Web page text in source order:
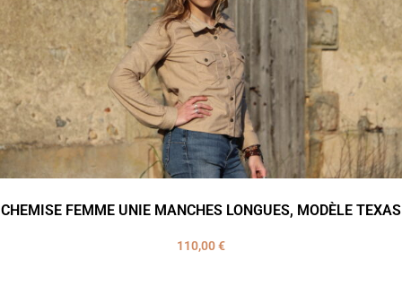
CHEMISE FEMME UNIE MANCHES LONGUES, MODÈLE TEXAS
110,00€